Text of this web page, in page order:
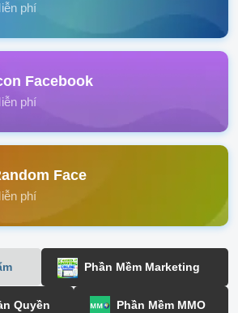
phí
Facebook
phí
Face
phí
Phần Mềm Marketing
Quyền Phần Mềm MMO